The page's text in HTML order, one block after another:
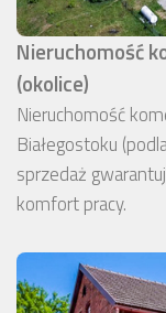
Nieruchomość
(okolice)
Nieruchomość
Białegostoku
sprzedaż
komfort pracy.